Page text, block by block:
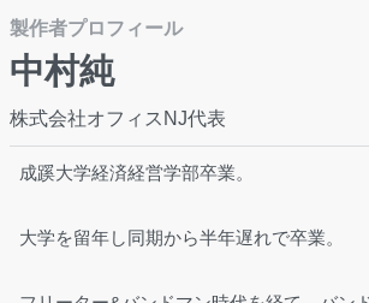
製作者プロフィール
中村純
株式会社オフィスNJ代表
成蹊大学経済経営学部卒業。
大学を留年し同期から半年遅れで卒業。